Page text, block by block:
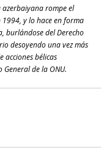
azerbaiyana rompe el
y lo hace en forma
burlándose del Derecho
desoyendo una vez más
acciones bélicas
de la ONU.